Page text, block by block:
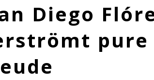
Diego
pure